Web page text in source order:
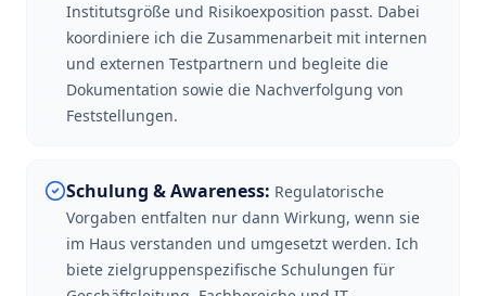
Institutsgröße und Risikoexposition passt. Dabei
koordiniere ich die Zusammenarbeit mit internen
und externen Testpartnern und begleite die
Dokumentation sowie die Nachverfolgung von
Feststellungen.
Schulung & Awareness: Regulatorische
Vorgaben entfalten nur dann Wirkung, wenn sie
im Haus verstanden und umgesetzt werden. Ich
biete zielgruppenspezifische Schulungen für